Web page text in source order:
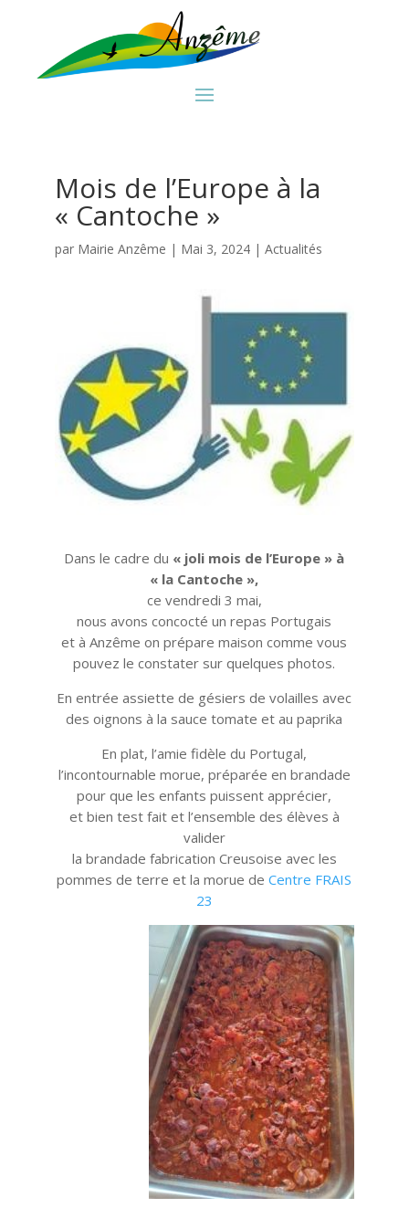
Mois de l’Europe à la
« Cantoche »
par Mairie Anzême | Mai 3, 2024| Actualités
Dans le cadre du « joli mois de l’Europe » à
« la Cantoche »,
ce vendredi 3 mai,
nous avons concocté un repas Portugais
et à Anzême on prépare maison comme vous
pouvez le constater sur quelques photos.
En entrée assiette de gésiers de volailles avec
des oignons à la sauce tomate et au paprika
En plat, l’amie fidèle du Portugal,
l’incontournable morue, préparée en brandade
pour que les enfants puissent apprécier,
et bien test fait et l’ensemble des élèves à
valider
la brandade fabrication Creusoise avec les
pommes de terre et la morue deCentre FRAIS
23